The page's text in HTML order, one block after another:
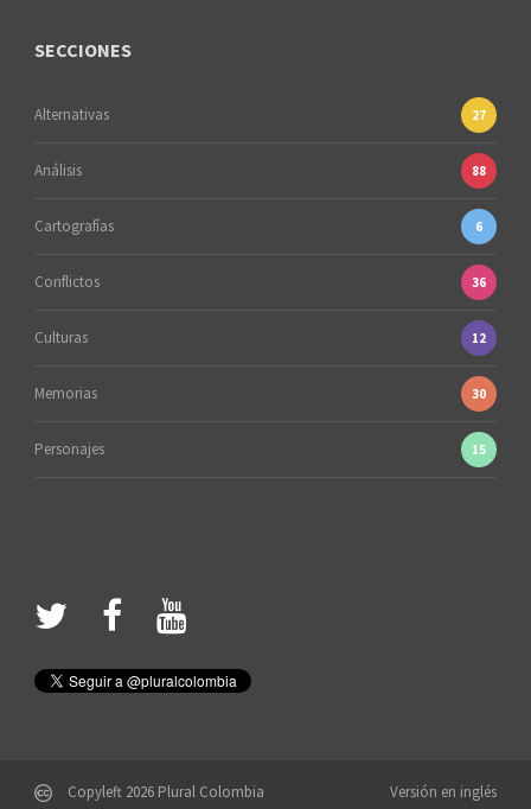
SECCIONES
Alternativas 27
Análisis 88
Cartografías 6
Conflictos 36
Culturas 12
Memorias 30
Personajes 15
Copyleft 2026 Plural Colombia Versión en inglés